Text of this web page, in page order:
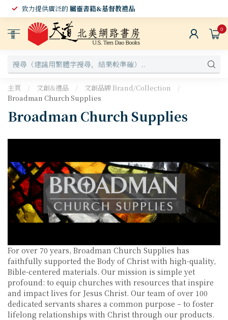
致力提供廣泛的屬靈書籍&基督教禮品
選
單
0
主頁 / 文創&禮品 / 文創品牌 Brand/Collection
/
Broadman Church Supplies
Broadman Church Supplies
For over 70 years, Broadman Church Supplies has
faithfully supported the Body of Christ with high-quality,
Bible-centered materials. Our mission is simple yet
profound: to equip churches with resources that inspire
and impact lives for Jesus Christ. Our team of over 100
dedicated servants shares a common purpose – to foster
lifelong relationships with Christ through our products.